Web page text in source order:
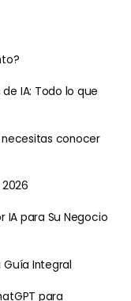
IA: Todo lo que
necesitas conocer
IA para Su Negocio
Guía Integral
para